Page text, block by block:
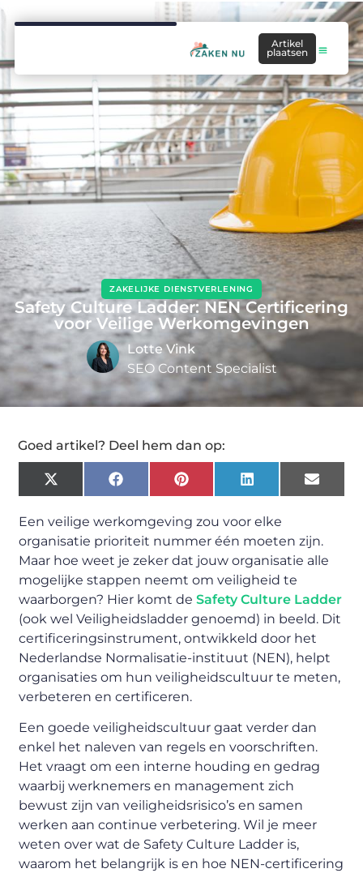
Artikel
plaatsen
ZAKELIJKE DIENSTVERLENING
Safety Culture Ladder: NEN Certificering
voor Veilige Werkomgevingen
Lotte Vink
SEO Content Specialist
Goed artikel? Deel hem dan op:
X
(Twitter)
FacebookPinterestLinkedIn Email
Een veilige werkomgeving zou voor elke
organisatie prioriteit nummer één moeten zijn.
Maar hoe weet je zeker dat jouw organisatie alle
mogelijke stappen neemt om veiligheid te
waarborgen? Hier komt de Safety Culture Ladder
(ook wel Veiligheidsladder genoemd) in beeld. Dit
certificeringsinstrument, ontwikkeld door het
Nederlandse Normalisatie-instituut (NEN), helpt
organisaties om hun veiligheidscultuur te meten,
verbeteren en certificeren.
Een goede veiligheidscultuur gaat verder dan
enkel het naleven van regels en voorschriften.
Het vraagt om een interne houding en gedrag
waarbij werknemers en management zich
bewust zijn van veiligheidsrisico’s en samen
werken aan continue verbetering. Wil je meer
weten over wat de Safety Culture Ladder is,
waarom het belangrijk is en hoe NEN-certificering